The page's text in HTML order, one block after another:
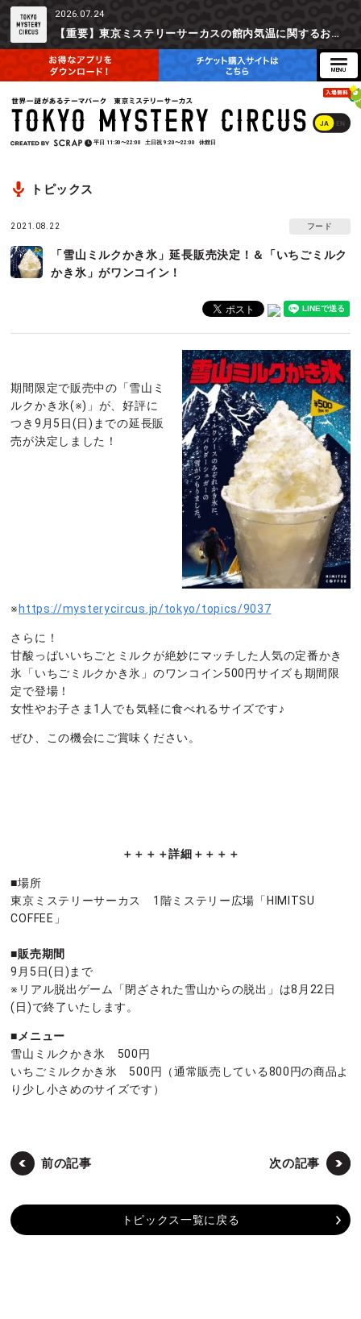
2026.07.24
【重要】東京ミステリーサーカスの館内気温に関するお詫びとご参加辞退時の返金対応について
JA EN
平日 11:30〜22:00 土日祝 9:20〜22:00 休館日
トピックス
2021.08.22 フード
「雪山ミルクかき氷」延長販売決定！＆「いちごミルク
かき氷」がワンコイン！
期間限定で販売中の「雪山ミ
ルクかき氷(※)」が、好評に
つき9月5日(日)までの延長販
売が決定しました！
※ https://mysterycircus.jp/tokyo/topics/9037
さらに！
甘酸っぱいいちごとミルクが絶妙にマッチした人気の定番かき
氷「いちごミルクかき氷」のワンコイン500円サイズも期間限
定で登場！
女性やお子さま1人でも気軽に食べれるサイズです♪
ぜひ、この機会にご賞味ください。
＋＋＋＋詳細＋＋＋＋
■場所
東京ミステリーサーカス 1階ミステリー広場「HIMITSU
COFFEE」
■販売期間
9月5日(日)まで
※リアル脱出ゲーム「閉ざされた雪山からの脱出」は8月22日
(日)で終了いたします。
■メニュー
雪山ミルクかき氷 500円
いちごミルクかき氷 500円（通常販売している800円の商品よ
り少し小さめのサイズです）
前の記事 次の記事
トピックス一覧に戻る